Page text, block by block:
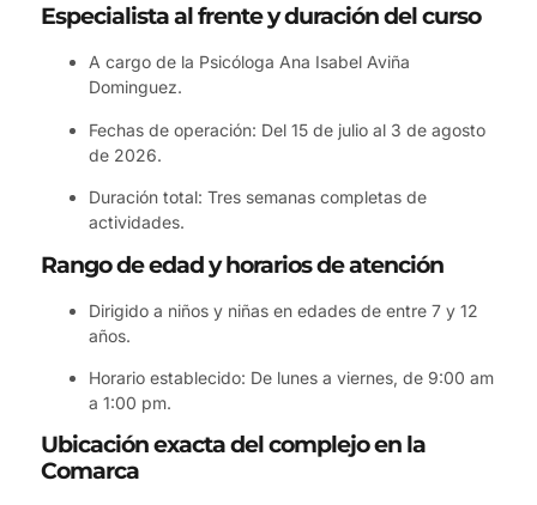
Especialista al frente y duración del curso
A cargo de la Psicóloga Ana Isabel Aviña
Dominguez.
Fechas de operación: Del 15 de julio al 3 de agosto
de 2026.
Duración total: Tres semanas completas de
actividades.
Rango de edad y horarios de atención
Dirigido a niños y niñas en edades de entre 7 y 12
años.
Horario establecido: De lunes a viernes, de 9:00 am
a 1:00 pm.
Ubicación exacta del complejo en la
Comarca